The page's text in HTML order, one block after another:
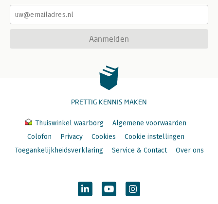
Aanmelden
PRETTIG KENNIS MAKEN
Thuiswinkel waarborg
Algemene voorwaarden
Colofon
Privacy Cookies
Cookie instellingen
Toegankelijkheidsverklaring
Service & Contact Over ons